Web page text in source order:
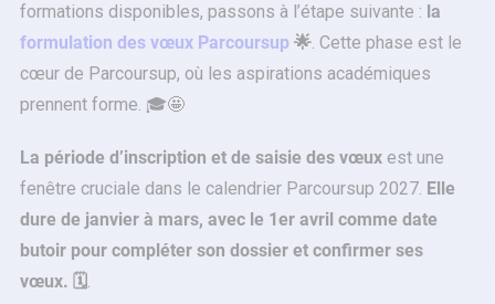
formations disponibles, passons à l’étape suivante : la
formulation des vœux Parcoursup 🌟. Cette phase est le
cœur de Parcoursup, où les aspirations académiques
prennent forme. 🎓🤩
La période d’inscription et de saisie des vœux est une
fenêtre cruciale dans le calendrier Parcoursup 2027. Elle
dure de janvier à mars, avec le 1er avril comme date
butoir pour compléter son dossier et confirmer ses
vœux. 🗓️.